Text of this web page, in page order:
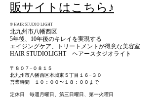
販サイトはこちら♪
© HAIR STUDIO LIGHT
北九州市八幡西区
​5年後、10年後のキレイを実現する
エイジングケア、トリートメントが得意な美容室
HAIR STUDIOLIGHT ヘアースタジオライト
〒８０７−０８１５
北九州市八幡西区本城東５丁目１６−３０
営業時間 １０：００〜１８：００まで
定休日 毎週月曜日、第三日曜日、第一火曜日